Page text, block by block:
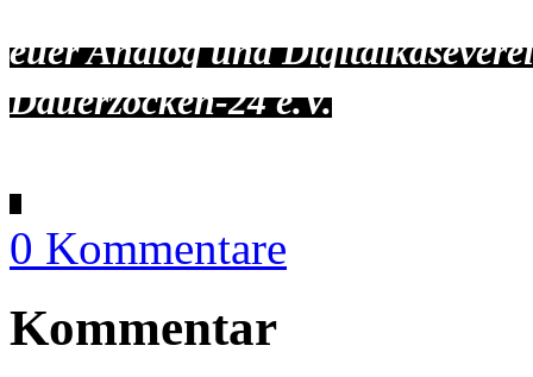
euer Analog und
Dauerzocken-24 e.V.
0 Kommentare
Kommentar